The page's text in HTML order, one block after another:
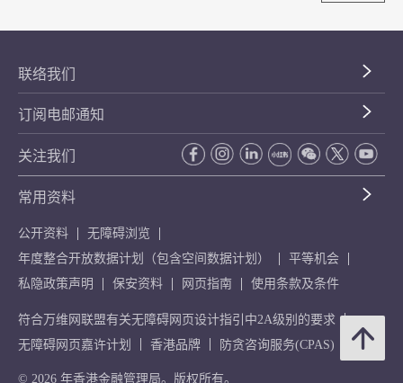
联络我们
订阅电邮通知
关注我们
常用资料
公开资料
无障碍浏览
年度整合开放数据计划（包含空间数据计划）
平等机会
私隐政策声明
保安资料 网页指南 使用条款及条件
符合万维网联盟有关无障碍网页设计指引中2A级别的要求
无障碍网页嘉许计划
香港品牌 防贪咨询服务(CPAS)
© 2026 年香港金融管理局。版权所有。